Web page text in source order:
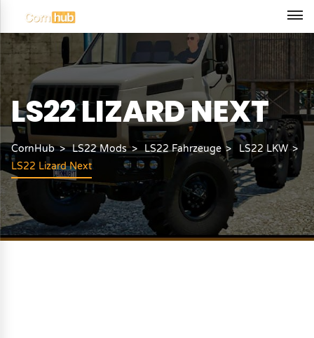
LS22 LIZARD NEXT
CornHub LS22 Mods LS22 Fahrzeuge
LS22 LKW
LS22 Lizard Next